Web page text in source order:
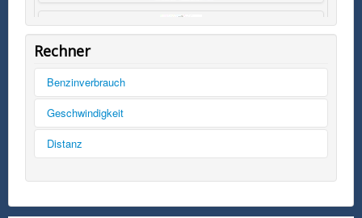
Rechner
Benzinverbrauch
Tankinhalt
Kilometer
Liter
Geschwindigkeit
km/h
Distanz